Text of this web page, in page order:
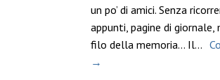
un po’ di amici. Senza
appunti, pagine di
filo della memoria… Il…
→